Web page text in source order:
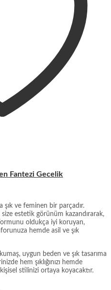
Fantezi Gecelik
şık ve feminen bir parçadır.
estetik görünüm kazandırarak,
oldukça iyi koruyan,
hemde asil ve şık
uygun beden ve şık tasarıma
hem şıklığınızı hemde
stilinizi ortaya koyacaktır.